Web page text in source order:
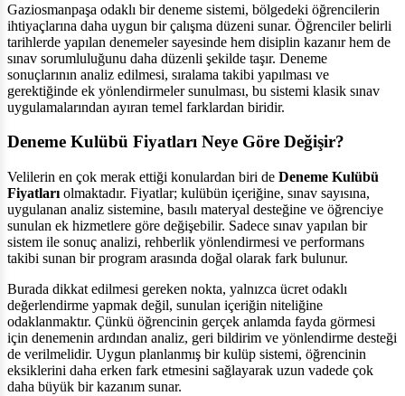
Gaziosmanpaşa odaklı bir deneme sistemi, bölgedeki öğrencilerin
ihtiyaçlarına daha uygun bir çalışma düzeni sunar. Öğrenciler belirli
tarihlerde yapılan denemeler sayesinde hem disiplin kazanır hem de
sınav sorumluluğunu daha düzenli şekilde taşır. Deneme
sonuçlarının analiz edilmesi, sıralama takibi yapılması ve
gerektiğinde ek yönlendirmeler sunulması, bu sistemi klasik sınav
uygulamalarından ayıran temel farklardan biridir.
Deneme Kulübü Fiyatları Neye Göre Değişir?
Velilerin en çok merak ettiği konulardan biri de Deneme Kulübü
Fiyatları olmaktadır. Fiyatlar; kulübün içeriğine, sınav sayısına,
uygulanan analiz sistemine, basılı materyal desteğine ve öğrenciye
sunulan ek hizmetlere göre değişebilir. Sadece sınav yapılan bir
sistem ile sonuç analizi, rehberlik yönlendirmesi ve performans
takibi sunan bir program arasında doğal olarak fark bulunur.
Burada dikkat edilmesi gereken nokta, yalnızca ücret odaklı
değerlendirme yapmak değil, sunulan içeriğin niteliğine
odaklanmaktır. Çünkü öğrencinin gerçek anlamda fayda görmesi
için denemenin ardından analiz, geri bildirim ve yönlendirme desteği
de verilmelidir. Uygun planlanmış bir kulüp sistemi, öğrencinin
eksiklerini daha erken fark etmesini sağlayarak uzun vadede çok
daha büyük bir kazanım sunar.